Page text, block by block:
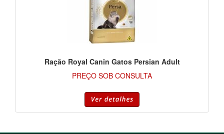
Ração Royal Canin Gatos Persian Adult
PREÇO SOB CONSULTA